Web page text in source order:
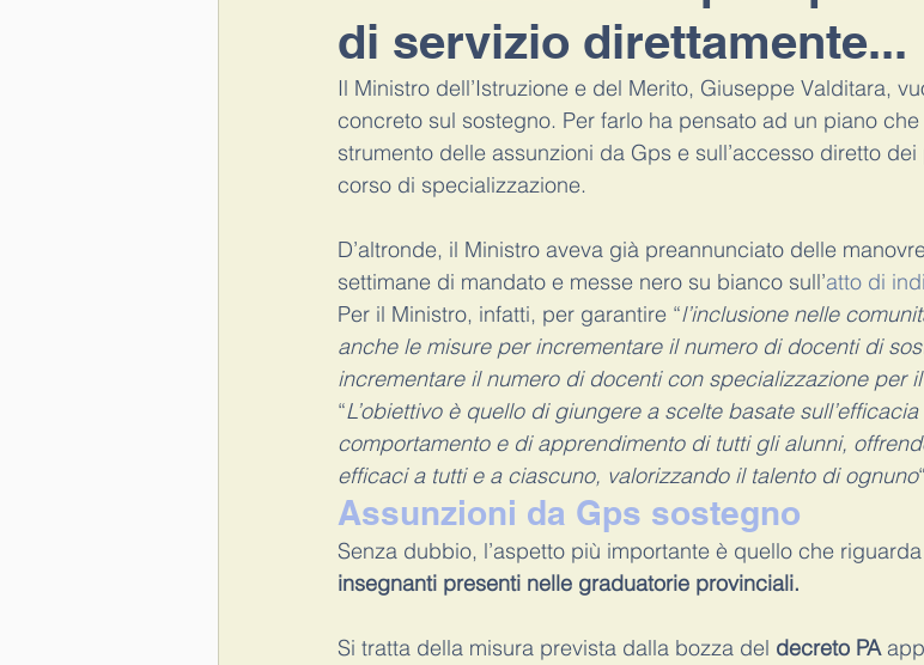
Lavoratore fragile ricostruzione carriera docenti di ruolo
di servizio direttamente...
Il Ministro dell’Istruzione e del Merito, Giuseppe Valditara,
concreto sul sostegno. Per farlo ha pensato ad un piano
strumento delle assunzioni da Gps e sull’accesso diretto
corso di specializzazione.
D’altronde, il Ministro aveva già preannunciato delle
settimane di mandato e messe nero su bianco sull’atto di
Per il Ministro, infatti, per garantire “l’inclusione nelle
anche le misure per incrementare il numero di docenti di
incrementare il numero di docenti con specializzazione per
“L’obiettivo è quello di giungere a scelte basate
comportamento e di apprendimento di tutti gli alunni,
efficaci a tutti e a ciascuno, valorizzando il talento di ognuno
Assunzioni da Gps sostegno
Senza dubbio, l’aspetto più importante è quello che
insegnanti presenti nelle graduatorie provinciali.
Si tratta della misura prevista dalla bozza del decreto PA